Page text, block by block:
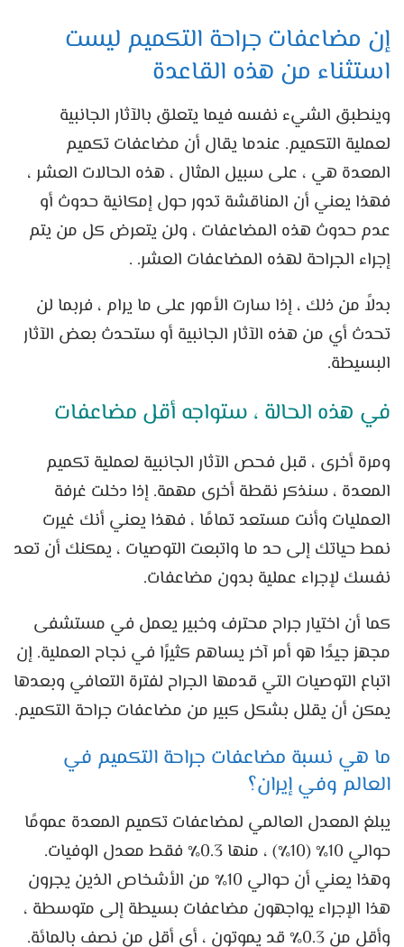
إن مضاعفات جراحة التكميم ليست
استثناء من هذه القاعدة
وينطبق الشيء نفسه فيما يتعلق بالآثار الجانبية
لعملية التكميم. عندما يقال أن مضاعفات تكميم
المعدة هي ، على سبيل المثال ، هذه الحالات العشر ،
فهذا يعني أن المناقشة تدور حول إمكانية حدوث أو
عدم حدوث هذه المضاعفات ، ولن يتعرض كل من يتم
إجراء الجراحة لهذه المضاعفات العشر. .
بدلاً من ذلك ، إذا سارت الأمور على ما يرام ، فربما لن
تحدث أي من هذه الآثار الجانبية أو ستحدث بعض الآثار
البسيطة.
في هذه الحالة ، ستواجه أقل مضاعفات
ومرة أخرى ، قبل فحص الآثار الجانبية لعملية تكميم
المعدة ، سنذكر نقطة أخرى مهمة. إذا دخلت غرفة
العمليات وأنت مستعد تمامًا ، فهذا يعني أنك غيرت
نمط حياتك إلى حد ما واتبعت التوصيات ، يمكنك أن تعد
نفسك لإجراء عملية بدون مضاعفات.
كما أن اختيار جراح محترف وخبير يعمل في مستشفى
مجهز جيدًا هو أمر آخر يساهم كثيرًا في نجاح العملية. إن
اتباع التوصيات التي قدمها الجراح لفترة التعافي وبعدها
يمكن أن يقلل بشكل كبير من مضاعفات جراحة التكميم.
ما هي نسبة مضاعفات جراحة التكميم في
العالم وفي إيران؟
يبلغ المعدل العالمي لمضاعفات تكميم المعدة عمومًا
حوالي 10٪ (10٪) ، منها 0.3٪ فقط معدل الوفيات.
وهذا يعني أن حوالي 10٪ من الأشخاص الذين يجرون
هذا الإجراء يواجهون مضاعفات بسيطة إلى متوسطة ،
وأقل من 0.3٪ قد يموتون ، أي أقل من نصف بالمائة.